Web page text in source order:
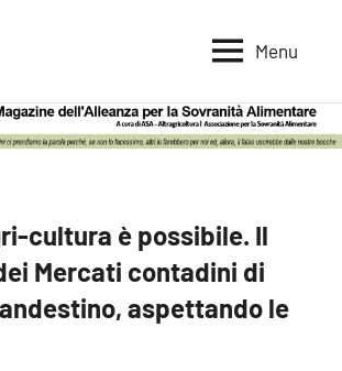
Menu
cultura è possibile. Il
Mercati contadini di
aspettando le